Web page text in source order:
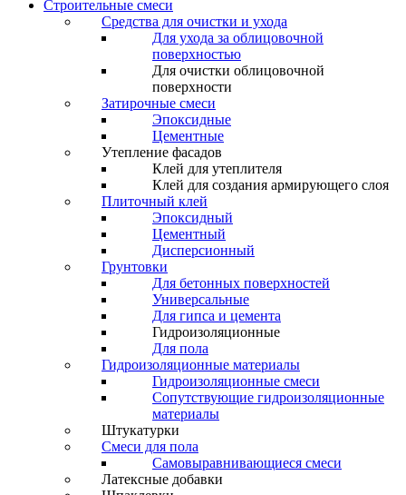
Строительные смеси
Средства для очистки и ухода
Для ухода за облицовочной
поверхностью
Для очистки облицовочной
поверхности
Затирочные смеси
Эпоксидные
Цементные
Утепление фасадов
Клей для утеплителя
Клей для создания армирующего слоя
Плиточный клей
Эпоксидный
Цементный
Дисперсионный
Грунтовки
Для бетонных поверхностей
Универсальные
Для гипса и цемента
Гидроизоляционные
Для пола
Гидроизоляционные материалы
Гидроизоляционные смеси
Сопутствующие гидроизоляционные
материалы
Штукатурки
Смеси для пола
Самовыравнивающиеся смеси
Латексные добавки